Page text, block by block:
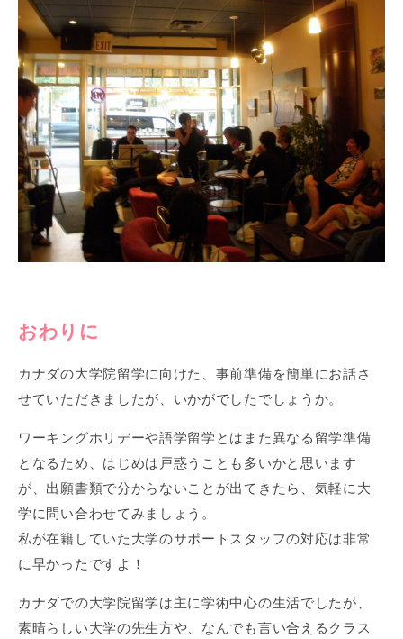
おわりに
カナダの大学院留学に向けた、事前準備を簡単にお話さ
せていただきましたが、いかがでしたでしょうか。
ワーキングホリデーや語学留学とはまた異なる留学準備
となるため、はじめは戸惑うことも多いかと思います
が、出願書類で分からないことが出てきたら、気軽に大
学に問い合わせてみましょう。
私が在籍していた大学のサポートスタッフの対応は非常
に早かったですよ！
カナダでの大学院留学は主に学術中心の生活でしたが、
素晴らしい大学の先生方や、なんでも言い合えるクラス